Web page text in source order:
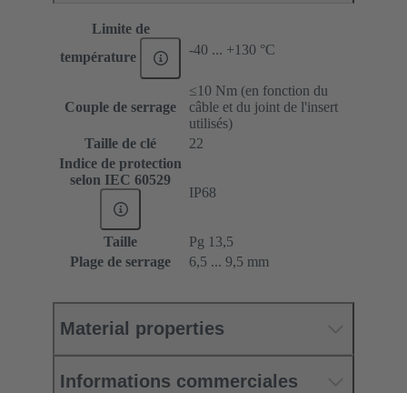
Limite de
température
-40 ... +130 °C
Couple de serrage
≤10 Nm (en fonction du
câble et du joint de l'insert
utilisés)
Taille de clé
22
Indice de protection
selon IEC 60529
IP68
Taille
Pg 13,5
Plage de serrage
6,5 ... 9,5 mm
Material properties
Informations commerciales